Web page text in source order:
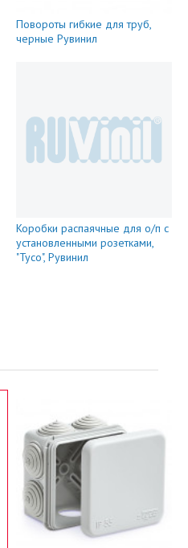
Повороты гибкие для труб,
черные Рувинил
Коробки распаячные для о/п с
установленными розетками,
"Тусо", Рувинил